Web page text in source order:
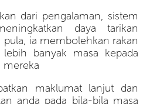
dari pengalaman, sistem
daya tarikan
pula, ia membolehkan rakan
banyak masa kepada
mereka
maklumat lanjut dan
anda pada bila-bila masa